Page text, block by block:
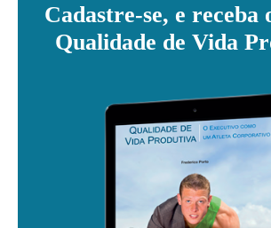
Cadastre-se, e receba
Qualidade de Vida